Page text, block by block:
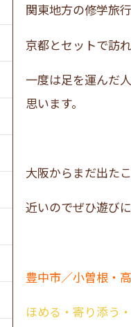
関東地方の修学旅行
京都とセットで訪
一度は足を運んだ
思います。
大阪からまだ出た
近いのでぜひ遊び
豊中市／小曽根・
ほめる・寄り添う